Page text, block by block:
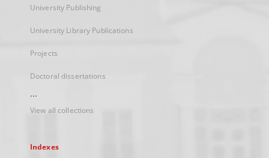
University Publishing
University Library Publications
Projects
Doctoral dissertations
...
View all collections
Indexes